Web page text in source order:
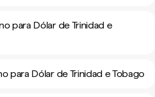
para Dólar de Trinidad e
para Dólar de Trinidad e Tobago